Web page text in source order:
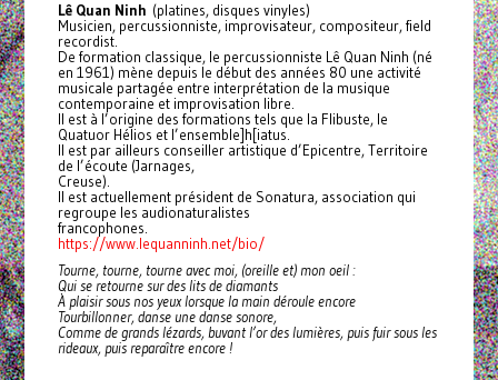
Lê Quan Ninh (platines, disques vinyles)
Musicien, percussionniste, improvisateur, compositeur, field
recordist.
De formation classique, le percussionniste Lê Quan Ninh (né
en 1961) mène depuis le début des années 80 une activité
musicale partagée entre interprétation de la musique
contemporaine et improvisation libre.
Il est à l’origine des formations tels que la Flibuste, le
Quatuor Hélios et l’ensemble]h[iatus.
Il est par ailleurs conseiller artistique d’Epicentre, Territoire
de l’écoute (Jarnages,
Creuse).
Il est actuellement président de Sonatura, association qui
regroupe les audionaturalistes
francophones.
https://www.lequanninh.net/bio/
Tourne, tourne, tourne avec moi, (oreille et) mon oeil :
Qui se retourne sur des lits de diamants
À plaisir sous nos yeux lorsque la main déroule encore
Tourbillonner, danse une danse sonore,
Comme de grands lézards, buvant l’or des lumières, puis fuir sous les
rideaux, puis reparaître encore !